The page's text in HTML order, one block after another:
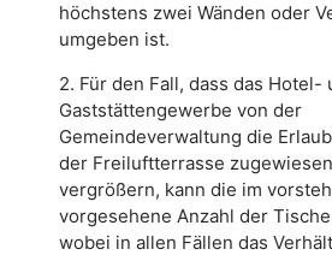
höchstens zwei Wänden oder
umgeben ist.
2. Für den Fall, dass das Hotel-
Gaststättengewerbe von der
Gemeindeverwaltung die
der Freiluftterrasse
vergrößern, kann die im
vorgesehene Anzahl der
wobei in allen Fällen das